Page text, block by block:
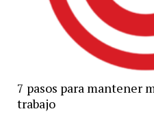
7 pasos para mantener
trabajo